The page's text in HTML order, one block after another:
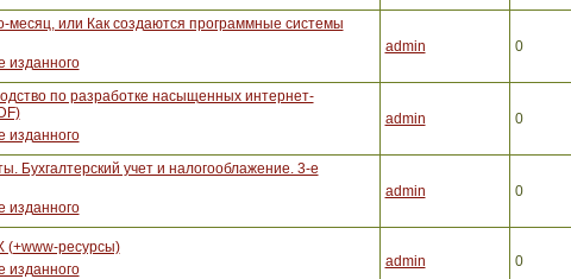
месяц, или Как создаются программные системы
изданного
admin 0
по разработке насыщенных интернет-
изданного
admin 0
Бухгалтерский учет и налогооблажение. 3-е
изданного
admin 0
(+www-ресурсы)
изданного admin 0